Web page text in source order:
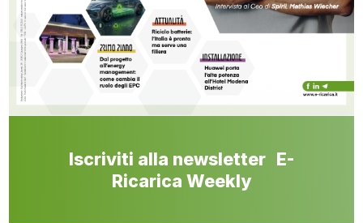
Iscriviti alla newsletter E-
Ricarica Weekly